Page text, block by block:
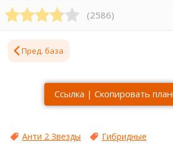
(2586)
Пред. база
Ссылка | Скопировать
Анти 2 Звезды Гибридные